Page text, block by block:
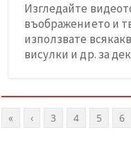
Изгледайте
въображението и
използвате
висулки и др. за
« ‹ 3 4 5 6